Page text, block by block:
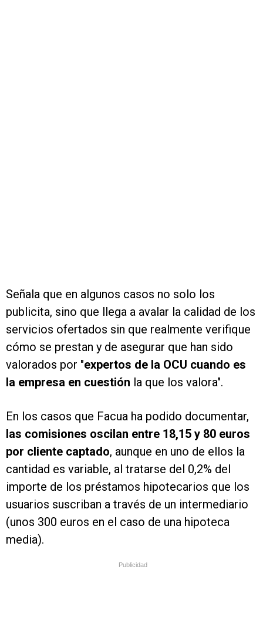
Señala que en algunos casos no solo los
publicita, sino que llega a avalar la calidad de los
servicios ofertados sin que realmente verifique
cómo se prestan y de asegurar que han sido
valorados por "expertos de la OCU cuando es
la empresa en cuestión la que los valora".
En los casos que Facua ha podido documentar,
las comisiones oscilan entre 18,15 y 80 euros
por cliente captado, aunque en uno de ellos la
cantidad es variable, al tratarse del 0,2% del
importe de los préstamos hipotecarios que los
usuarios suscriban a través de un intermediario
(unos 300 euros en el caso de una hipoteca
media).
Publicidad